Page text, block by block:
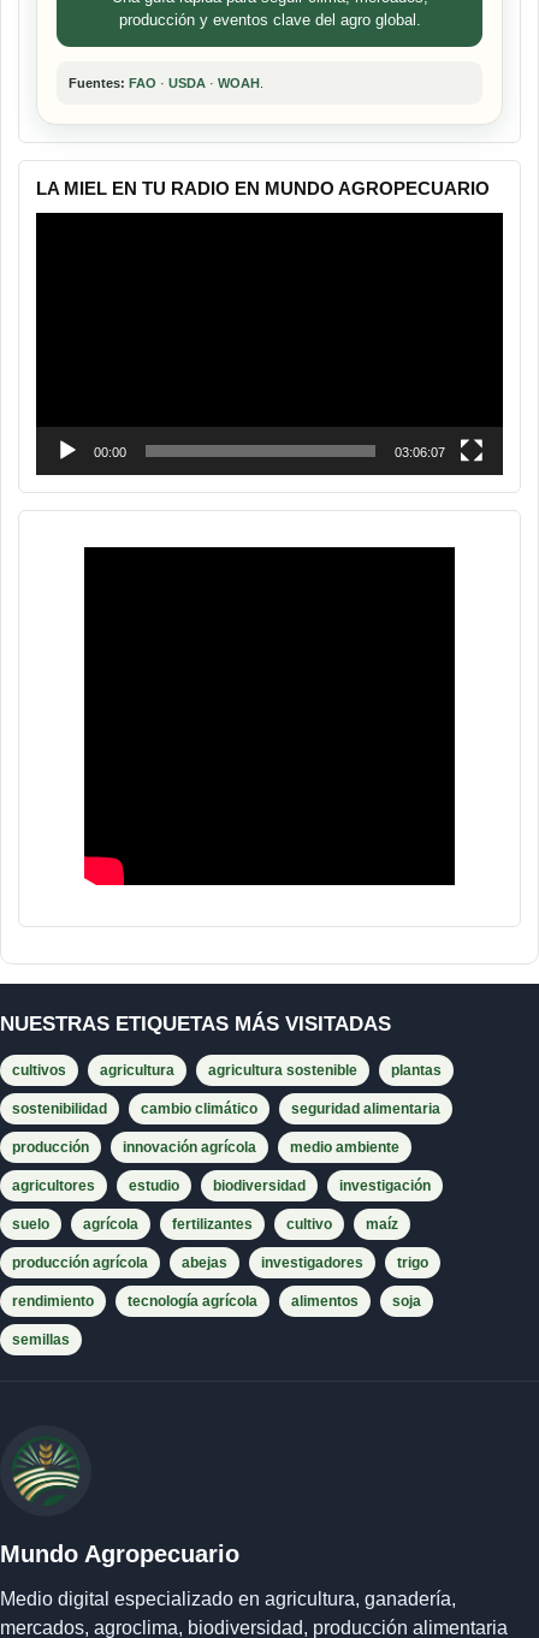
producción y eventos clave del agro global.
Fuentes: FAO · USDA · WOAH
LA MIEL EN TU RADIO EN MUNDO AGROPECUARIO
00:00 03:06:07
NUESTRAS ETIQUETAS MÁS VISITADAS
cultivos agricultura agricultura sostenible plantas
sostenibilidad cambio climático seguridad alimentaria
producción innovación agrícola medio ambiente
agricultores estudio biodiversidad investigación
suelo agrícola fertilizantes cultivo maíz
producción agrícola abejas investigadores trigo
rendimiento tecnología agrícola alimentos soja
semillas
Mundo Agropecuario
Medio digital especializado en agricultura, ganadería,
mercados, agroclima, biodiversidad, producción alimentaria